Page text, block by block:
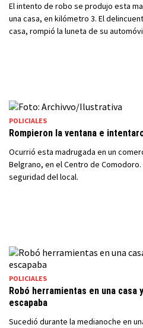
El intento de robo se produjo esta
una casa, en kilómetro 3. El
casa, rompió la luneta de su
POLICIALES
Rompieron la ventana e
Ocurrió esta madrugada en un
Belgrano, en el Centro de
seguridad del local.
POLICIALES
Robó herramientas en una casa
escapaba
Sucedió durante la medianoche en